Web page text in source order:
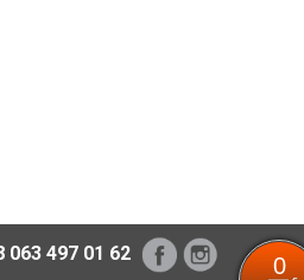
063 497 01 62 0